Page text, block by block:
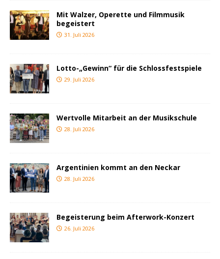
Mit Walzer, Operette und Filmmusik
begeistert
31. Juli 2026
Lotto-„Gewinn“ für die Schlossfestspiele
29. Juli 2026
Wertvolle Mitarbeit an der Musikschule
28. Juli 2026
Argentinien kommt an den Neckar
28. Juli 2026
Begeisterung beim Afterwork-Konzert
26. Juli 2026